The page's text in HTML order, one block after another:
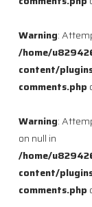
Warning:
/home/
content/
comments.php
Warning:
on null in
/home/
content/
comments.php